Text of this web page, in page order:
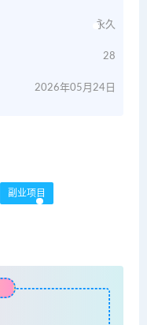
永久
28
2026年05月24日
副业项目